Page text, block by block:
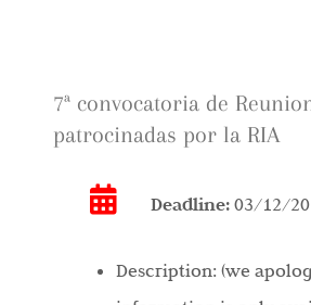
content7ª convocatoria de
patrocinadas por la RIA
Deadline: 03/12/
Description: (we